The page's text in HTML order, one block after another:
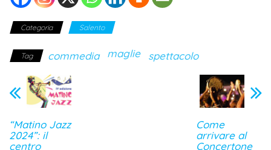
Categoria Salento
Tag commedia maglie spettacolo
“Matino Jazz
2024”: il
centro
Come
arrivare al
Concertone